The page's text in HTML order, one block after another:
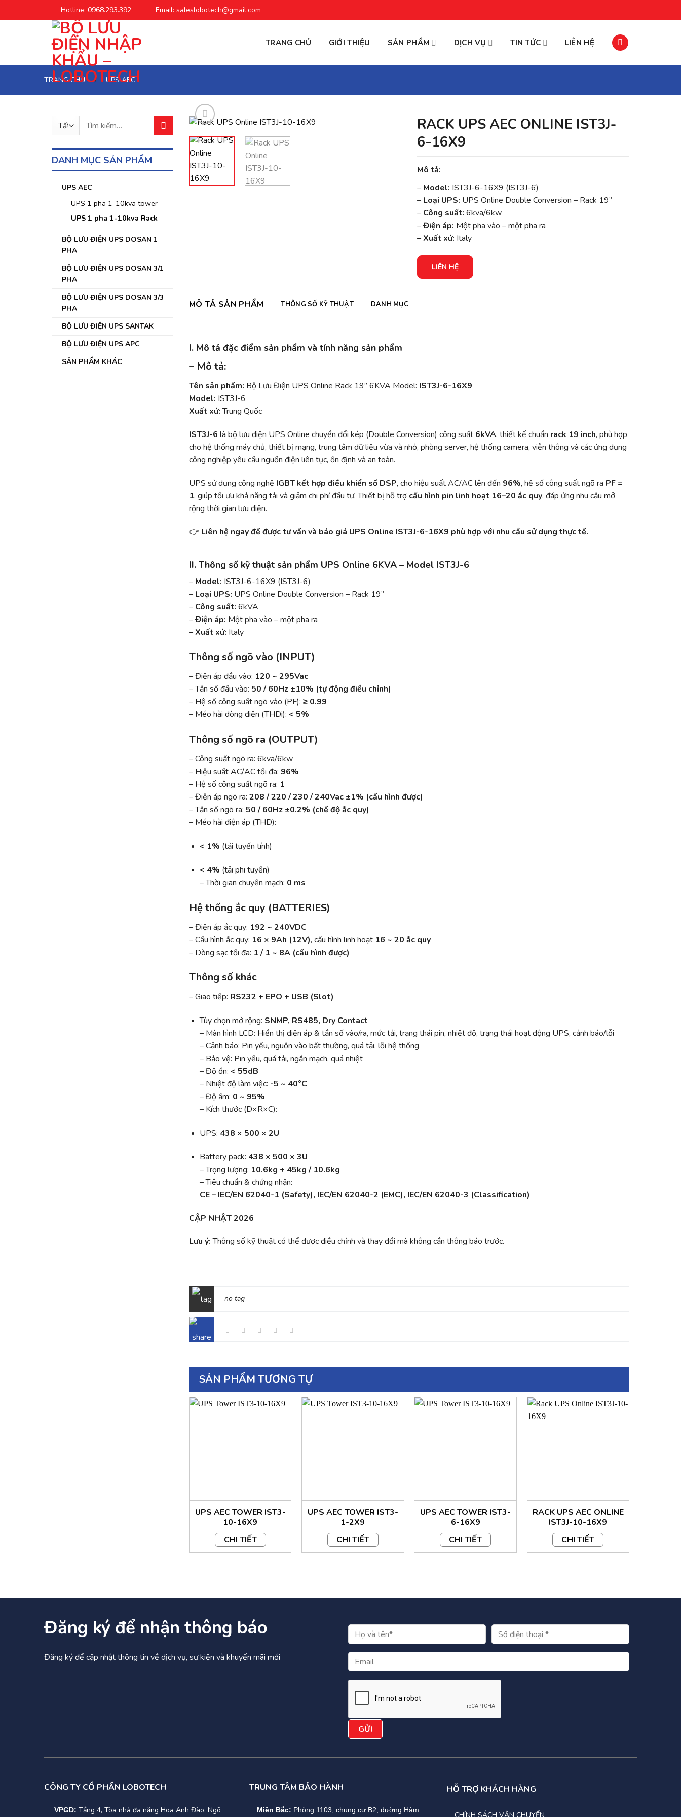
đến
Hotline: 0968.293.392 Email: saleslobotech@gmail.com
TRANG CHỦ GIỚI THIỆU SẢN PHẨM DỊCH VỤ TIN TỨC LIÊN HỆ
TRANG CHỦ / UPS AEC
Tìm
kiếm:
DANH MỤC SẢN PHẨM
UPS AEC
UPS 1 pha 1-10kva tower
UPS 1 pha 1-10kva Rack
BỘ LƯU ĐIỆN UPS DOSAN 1
PHA
BỘ LƯU ĐIỆN UPS DOSAN 3/1
PHA
BỘ LƯU ĐIỆN UPS DOSAN 3/3
PHA
BỘ LƯU ĐIỆN UPS SANTAK
BỘ LƯU ĐIỆN UPS APC
SẢN PHẨM KHÁC
RACK UPS AEC ONLINE IST3J-
6-16X9
Mô tả:
– Model: IST3J-6-16X9 (IST3J-6)
– Loại UPS: UPS Online Double Conversion – Rack 19”
– Công suất: 6kva/6kw
–Điện áp: Một pha vào – một pha ra
– Xuất xứ: Italy
LIÊN HỆ
MÔ TẢ SẢN PHẨM THÔNG SỐ KỸ THUẬT DANH MỤC
I. Mô tả đặc điểm sản phẩm và tính năng sản phẩm
– Mô tả:
Tên sản phẩm: Bộ Lưu Điện UPS Online Rack 19” 6KVA Model: IST3J-6-16X9
Model: IST3J-6
Xuất xứ:Trung Quốc
IST3J-6 là bộ lưu điện UPS Online chuyển đổi kép (Double Conversion) công suất 6kVA, thiết kế chuẩn rack 19 inch, phù hợp
cho hệ thống máy chủ, thiết bị mạng, trung tâm dữ liệu vừa và nhỏ, phòng server, hệ thống camera, viễn thông và các ứng dụng
công nghiệp yêu cầu nguồn điện liên tục, ổn định và an toàn.
UPS sử dụng công nghệ IGBT kết hợp điều khiển số DSP, cho hiệu suất AC/AC lên đến 96%, hệ số công suất ngõ ra PF =
1, giúp tối ưu khả năng tải và giảm chi phí đầu tư. Thiết bị hỗ trợ cấu hình pin linh hoạt 16–20 ắc quy, đáp ứng nhu cầu mở
rộng thời gian lưu điện.
👉 Liên hệ ngay để được tư vấn và báo giá UPS Online IST3J-6-16X9 phù hợp với nhu cầu sử dụng thực tế.
II. Thông số kỹ thuật sản phẩm UPS Online 6KVA – Model IST3J-6
– Model: IST3J-6-16X9 (IST3J-6)
– Loại UPS: UPS Online Double Conversion – Rack 19”
– Công suất: 6kVA
–Điện áp: Một pha vào – một pha ra
– Xuất xứ: Italy
Thông số ngõ vào (INPUT)
– Điện áp đầu vào: 120 ~ 295Vac
– Tần số đầu vào: 50 / 60Hz ±10% (tự động điều chỉnh)
– Hệ số công suất ngõ vào (PF): ≥ 0.99
– Méo hài dòng điện (THDi): < 5%
Thông số ngõ ra (OUTPUT)
– Công suất ngõ ra: 6kva/6kw
– Hiệu suất AC/AC tối đa: 96%
– Hệ số công suất ngõ ra: 1
– Điện áp ngõ ra: 208 / 220 / 230 / 240Vac ±1% (cấu hình được)
– Tần số ngõ ra: 50 / 60Hz ±0.2% (chế độ ắc quy)
– Méo hài điện áp (THD):
< 1% (tải tuyến tính)
< 4% (tải phi tuyến)
– Thời gian chuyển mạch: 0 ms
Hệ thống ắc quy (BATTERIES)
– Điện áp ắc quy: 192 ~ 240VDC
– Cấu hình ắc quy: 16 × 9Ah (12V), cấu hình linh hoạt 16 ~ 20 ắc quy
– Dòng sạc tối đa: 1 / 1 ~ 8A (cấu hình được)
Thông số khác
– Giao tiếp: RS232 + EPO + USB (Slot)
Tùy chọn mở rộng: SNMP, RS485, Dry Contact
– Màn hình LCD: Hiển thị điện áp & tần số vào/ra, mức tải, trạng thái pin, nhiệt độ, trạng thái hoạt động UPS, cảnh báo/lỗi
– Cảnh báo: Pin yếu, nguồn vào bất thường, quá tải, lỗi hệ thống
– Bảo vệ: Pin yếu, quá tải, ngắn mạch, quá nhiệt
– Độ ồn: < 55dB
– Nhiệt độ làm việc: -5 ~ 40°C
– Độ ẩm: 0 ~ 95%
– Kích thước (D×R×C):
UPS: 438 × 500 × 2U
Battery pack: 438 × 500 × 3U
– Trọng lượng: 10.6kg + 45kg / 10.6kg
– Tiêu chuẩn & chứng nhận:
CE – IEC/EN 62040-1 (Safety), IEC/EN 62040-2 (EMC), IEC/EN 62040-3 (Classification)
CẬP NHẬT 2026
Lưu ý:Thông số kỹ thuật có thể được điều chỉnh và thay đổi mà không cần thông báo trước.
no tag
SẢN PHẨM TƯƠNG TỰ
UPS AEC TOWER IST3-
10-16X9
CHI TIẾT
UPS AEC TOWER IST3-
1-2X9
CHI TIẾT
UPS AEC TOWER IST3-
6-16X9
CHI TIẾT
RACK UPS AEC ONLINE
IST3J-10-16X9
CHI TIẾT
Đăng ký để nhận thông báo
Đăng ký để cập nhật thông tin về dịch vụ, sự kiện và khuyến mãi mới
CÔNG TY CỔ PHẦN LOBOTECH
VPGD: Tầng 4, Tòa nhà đa năng Hoa Anh Đào, Ngõ
TRUNG TÂM BẢO HÀNH
Miền Bắc: Phòng 1103, chung cư B2, đường Hàm
HỖ TRỢ KHÁCH HÀNG